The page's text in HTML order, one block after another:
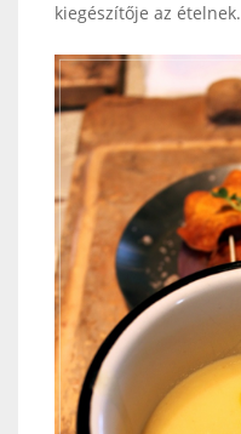
kiegészítője az ételnek.